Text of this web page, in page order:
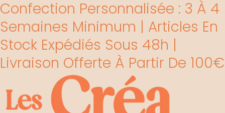
Aller
contenu
Confection Personnalisée : 3 À 4
Semaines Minimum | Articles En
Stock Expédiés Sous 48h |
Livraison Offerte À Partir De 100€
Trié
popularité